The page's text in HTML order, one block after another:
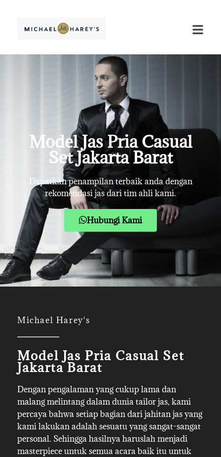
Model Jas Pria Casual
Set Jakarta Barat
Dapatkan penampilan terbaik anda dengan
rekomendasi jas dari tim ahli kami.
Hubungi Kami
Michael Harey's
Model Jas Pria Casual Set
Jakarta Barat
Dengan pengalaman yang cukup lama dan
malang melintang dalam dunia tailor jas, kami
percaya bahwa setiap bagian dari jahitan jas yang
kami lakukan adalah sesuatu yang sangat-sangat
personal. Sehingga hasilnya haruslah menjadi
masterpiece untuk semua acara baik itu untuk